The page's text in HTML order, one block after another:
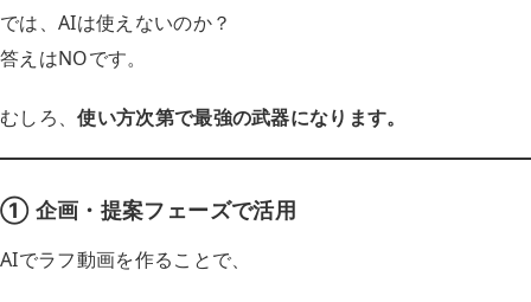
では、AIは使えないのか？
答えはNOです。
むしろ、使い方次第で最強の武器になります。
① 企画・提案フェーズで活用
AIでラフ動画を作ることで、